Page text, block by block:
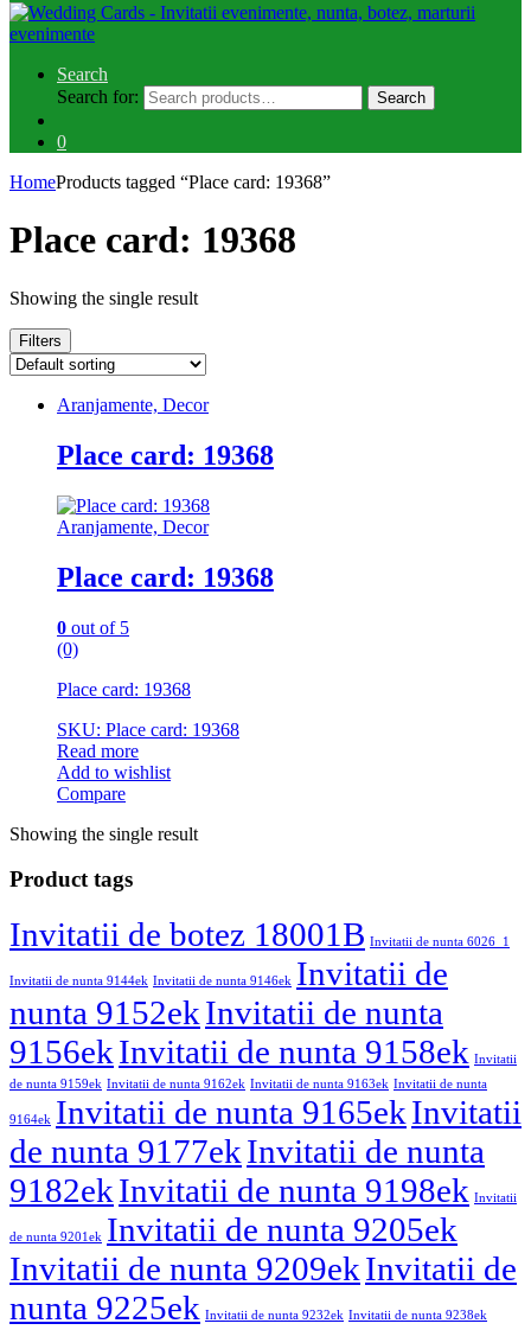
Search
Search for:
Search
0
HomeProducts tagged “Place card: 19368”
Place card: 19368
Showing the single result
Filters
Aranjamente, Decor
Place card: 19368
Aranjamente, Decor
Place card: 19368
0 out of 5
(0)
Place card: 19368
SKU: Place card: 19368
Read more
Add to wishlist
Compare
Showing the single result
Product tags
Invitatii de botez 18001B Invitatii de nunta 6026_1
Invitatii de nunta 9144ek Invitatii de nunta 9146ek Invitatii de
nunta 9152ekInvitatii de nunta
9156ekInvitatii de nunta 9158ek Invitatii
de nunta 9159ek Invitatii de nunta 9162ek Invitatii de nunta 9163ek Invitatii de nunta
9164ek Invitatii de nunta 9165ekInvitatii
de nunta 9177ekInvitatii de nunta
9182ekInvitatii de nunta 9198ek Invitatii
de nunta 9201ek Invitatii de nunta 9205ek
Invitatii de nunta 9209ekInvitatii de
nunta 9225ek Invitatii de nunta 9232ek Invitatii de nunta 9238ek